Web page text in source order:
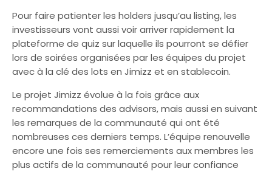
Pour faire patienter les holders jusqu’au listing, les
investisseurs vont aussi voir arriver rapidement la
plateforme de quiz sur laquelle ils pourront se défier
lors de soirées organisées par les équipes du projet
avec à la clé des lots en Jimizz et en stablecoin.
Le projet Jimizz évolue à la fois grâce aux
recommandations des advisors, mais aussi en suivant
les remarques de la communauté qui ont été
nombreuses ces derniers temps. L’équipe renouvelle
encore une fois ses remerciements aux membres les
plus actifs de la communauté pour leur confiance